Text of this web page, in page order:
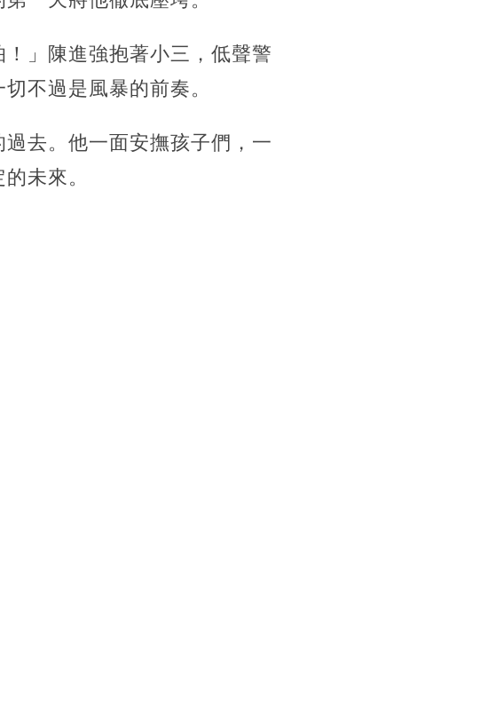
」陳進強抱著小三，低聲警
不過是風暴的前奏。
去。他一面安撫孩子們，一
未來。